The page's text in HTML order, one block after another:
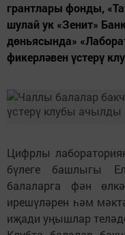
грантлары фонды,
шулай ук «Зенит»
дөньясында»
фикерләвен үстерү
Цифрлы
бүлеге башлыгы
балаларга фән
ирешүләрен һәм
иҗади уңышлар